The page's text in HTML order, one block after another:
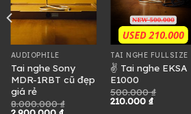
AUDIOPHILE
Tai nghe Sony
MDR-1RBT cũ đẹp
giá rẻ
8.000.000₫
TAI NGHE FULLSIZE
✌ Tai nghe EKSA
E1000
500.000₫
Giá
210.000₫Giá